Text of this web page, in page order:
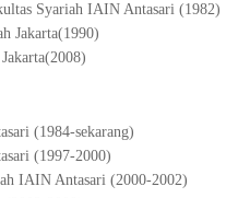
Syariah IAIN Antasari (1982)
Jakarta(1990)
(1984-sekarang)
(1997-2000)
IAIN Antasari (2000-2002)